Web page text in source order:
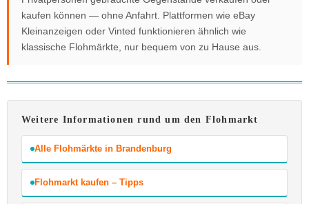
kaufen können — ohne Anfahrt. Plattformen wie eBay
Kleinanzeigen oder Vinted funktionieren ähnlich wie
klassische Flohmärkte, nur bequem von zu Hause aus.
Weitere Informationen rund um den Flohmarkt
Alle Flohmärkte in Brandenburg
Flohmarkt kaufen – Tipps